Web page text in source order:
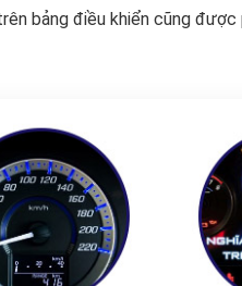
bảng điều khiển cũng được